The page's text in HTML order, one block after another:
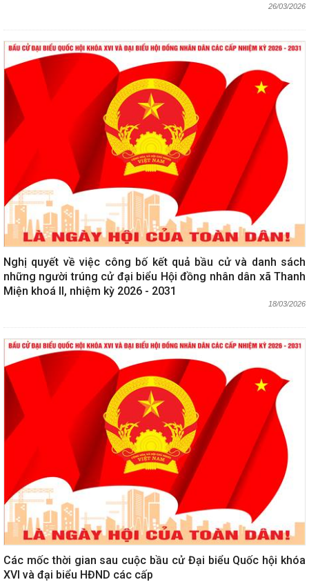
26/03/2026
Nghị quyết về việc công bố kết quả bầu cử và danh sách
những người trúng cử đại biểu Hội đồng nhân dân xã Thanh
Miện khoá II, nhiệm kỳ 2026 - 2031
18/03/2026
Các mốc thời gian sau cuộc bầu cử Đại biểu Quốc hội khóa
XVI và đại biểu HĐND các cấp